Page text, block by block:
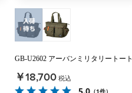
GB-U2602 アーバンミリタリートート
￥18,700税込
5.0 （1件）